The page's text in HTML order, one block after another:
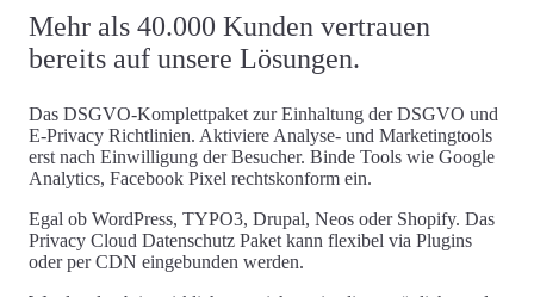
Mehr als 40.000 Kunden vertrauen
bereits auf unsere Lösungen.
Das DSGVO-Komplettpaket zur Einhaltung der DSGVO und
E-Privacy Richtlinien. Aktiviere Analyse- und Marketingtools
erst nach Einwilligung der Besucher. Binde Tools wie Google
Analytics, Facebook Pixel rechtskonform ein.
Egal ob WordPress, TYPO3, Drupal, Neos oder Shopify. Das
Privacy Cloud Datenschutz Paket kann flexibel via Plugins
oder per CDN eingebunden werden.